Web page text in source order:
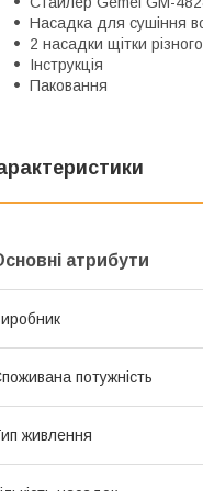
Насадка для сушіння
2 насадки щітки
Інструкція
Паковання
атрибути
потужність
живлення